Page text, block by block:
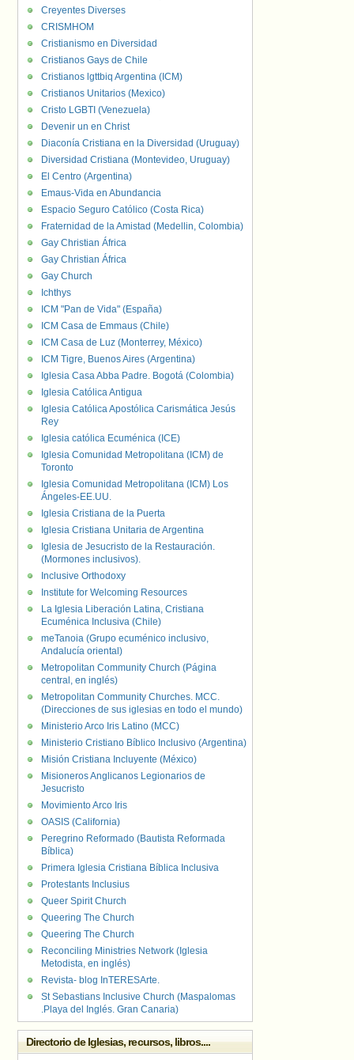
Creyentes Diverses
CRISMHOM
Cristianismo en Diversidad
Cristianos Gays de Chile
Cristianos lgttbiq Argentina (ICM)
Cristianos Unitarios (Mexico)
Cristo LGBTI (Venezuela)
Devenir un en Christ
Diaconía Cristiana en la Diversidad (Uruguay)
Diversidad Cristiana (Montevideo, Uruguay)
El Centro (Argentina)
Emaus-Vida en Abundancia
Espacio Seguro Católico (Costa Rica)
Fraternidad de la Amistad (Medellin, Colombia)
Gay Christian África
Gay Christian África
Gay Church
Ichthys
ICM "Pan de Vida" (España)
ICM Casa de Emmaus (Chile)
ICM Casa de Luz (Monterrey, México)
ICM Tigre, Buenos Aires (Argentina)
Iglesia Casa Abba Padre. Bogotá (Colombia)
Iglesia Católica Antigua
Iglesia Católica Apostólica Carismática Jesús
Rey
Iglesia católica Ecuménica (ICE)
Iglesia Comunidad Metropolitana (ICM) de
Toronto
Iglesia Comunidad Metropolitana (ICM) Los
Ángeles-EE.UU.
Iglesia Cristiana de la Puerta
Iglesia Cristiana Unitaria de Argentina
Iglesia de Jesucristo de la Restauración.
(Mormones inclusivos).
Inclusive Orthodoxy
Institute for Welcoming Resources
La Iglesia Liberación Latina, Cristiana
Ecuménica Inclusiva (Chile)
meTanoia (Grupo ecuménico inclusivo,
Andalucía oriental)
Metropolitan Community Church (Página
central, en inglés)
Metropolitan Community Churches. MCC.
(Direcciones de sus iglesias en todo el mundo)
Ministerio Arco Iris Latino (MCC)
Ministerio Cristiano Bíblico Inclusivo (Argentina)
Misión Cristiana Incluyente (México)
Misioneros Anglicanos Legionarios de
Jesucristo
Movimiento Arco Iris
OASIS (California)
Peregrino Reformado (Bautista Reformada
Bíblica)
Primera Iglesia Cristiana Bíblica Inclusiva
Protestants Inclusius
Queer Spirit Church
Queering The Church
Queering The Church
Reconciling Ministries Network (Iglesia
Metodista, en inglés)
Revista- blog InTERESArte.
St Sebastians Inclusive Church (Maspalomas
.Playa del Inglés. Gran Canaria)
Directorio de Iglesias, recursos, libros....